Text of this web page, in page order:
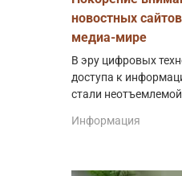
новостных
медиа-мире
В эру цифровых
доступа к
стали
Информация